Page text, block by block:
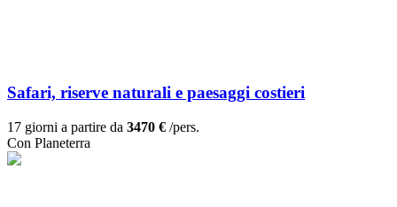
Safari, riserve naturali e paesaggi costieri
17 giorni a partire da 3470 € /pers.
Con Planeterra